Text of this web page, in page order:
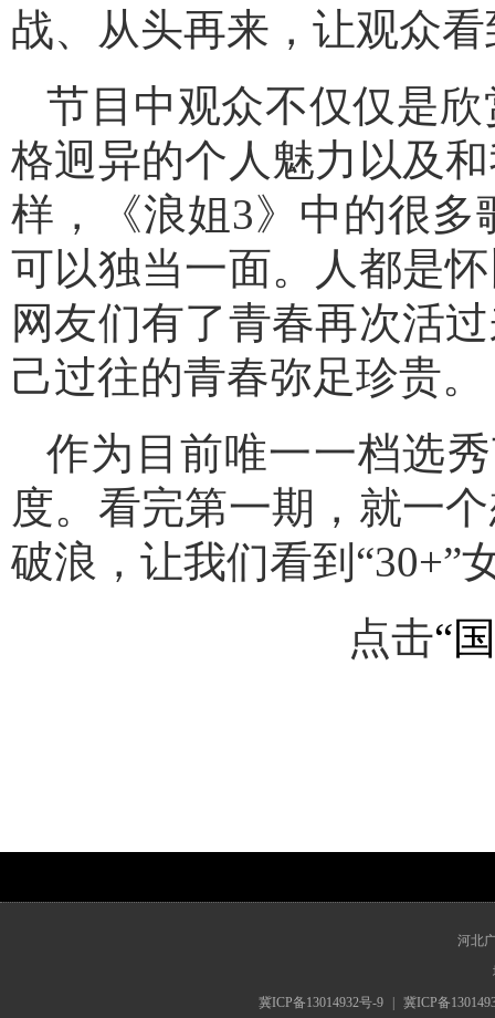
战、从头再来，让观众
节目中观众不仅仅是
格迥异的个人魅力以及
样，《浪姐3》中的很
可以独当一面。人都是
网友们有了青春再次活
己过往的青春弥足珍贵。
作为目前唯一一档选
度。看完第一期，就一
破浪，让我们看到“30+”
点击“
河北
冀ICP备13014932号-9
冀ICP备